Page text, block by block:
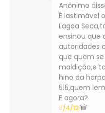
Anônimo
É lastimável
Lagoa
ensinou que
autoridades
que quem
maldição,e
hino da
515,quem
E agora?
11/4/12